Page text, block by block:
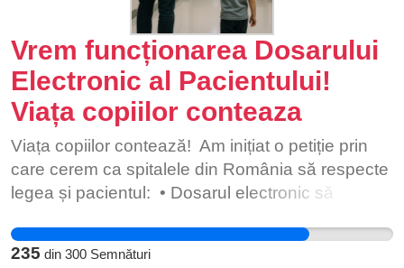
Vrem funcționarea Dosarului
Electronic al Pacientului!
Viața copiilor conteaza
Viața copiilor contează! Am inițiat o petiție prin
care cerem ca spitalele din România să respecte
legea și pacientul: • Dosarul electronic să
accesate ușor; • Să existe responsabilitate reală
în cazurile în care nu se intervine medical; • Să
235 din 300 Semnături